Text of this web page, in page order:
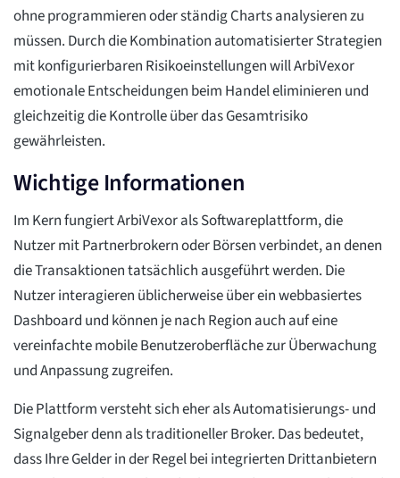
ohne programmieren oder ständig Charts analysieren zu
müssen. Durch die Kombination automatisierter Strategien
mit konfigurierbaren Risikoeinstellungen will ArbiVexor
emotionale Entscheidungen beim Handel eliminieren und
gleichzeitig die Kontrolle über das Gesamtrisiko
gewährleisten.
Wichtige Informationen
Im Kern fungiert ArbiVexor als Softwareplattform, die
Nutzer mit Partnerbrokern oder Börsen verbindet, an denen
die Transaktionen tatsächlich ausgeführt werden. Die
Nutzer interagieren üblicherweise über ein webbasiertes
Dashboard und können je nach Region auch auf eine
vereinfachte mobile Benutzeroberfläche zur Überwachung
und Anpassung zugreifen.
Die Plattform versteht sich eher als Automatisierungs- und
Signalgeber denn als traditioneller Broker. Das bedeutet,
dass Ihre Gelder in der Regel bei integrierten Drittanbietern